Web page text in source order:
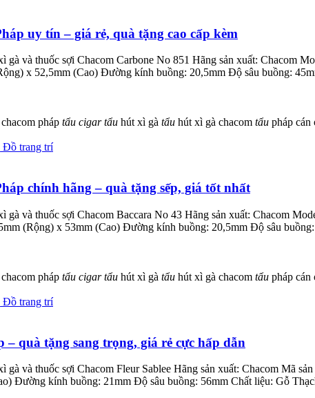
uy tín – giá rẻ, quà tặng cao cấp kèm
gà và thuốc sợi Chacom Carbone No 851 Hãng sản xuất: Chacom
x 52,5mm (Cao) Đường kính buồng: 20,5mm Độ sâu buồng:
chacom pháp tẩu cigar tẩu hút xì gà tẩu hút xì gà chacom tẩu pháp cán
Đồ trang trí
chính hãng – quà tặng sếp, giá tốt nhất
gà và thuốc sợi Chacom Baccara No 43 Hãng sản xuất: Chacom
(Rộng) x 53mm (Cao) Đường kính buồng: 20,5mm Độ sâu
chacom pháp tẩu cigar tẩu hút xì gà tẩu hút xì gà chacom tẩu pháp cán
Đồ trang trí
– quà tặng sang trọng, giá rẻ cực hấp dẫn
gà và thuốc sợi Chacom Fleur Sablee Hãng sản xuất: Chacom Mã
Đường kính buồng: 21mm Độ sâu buồng: 56mm Chất liệu: Gỗ